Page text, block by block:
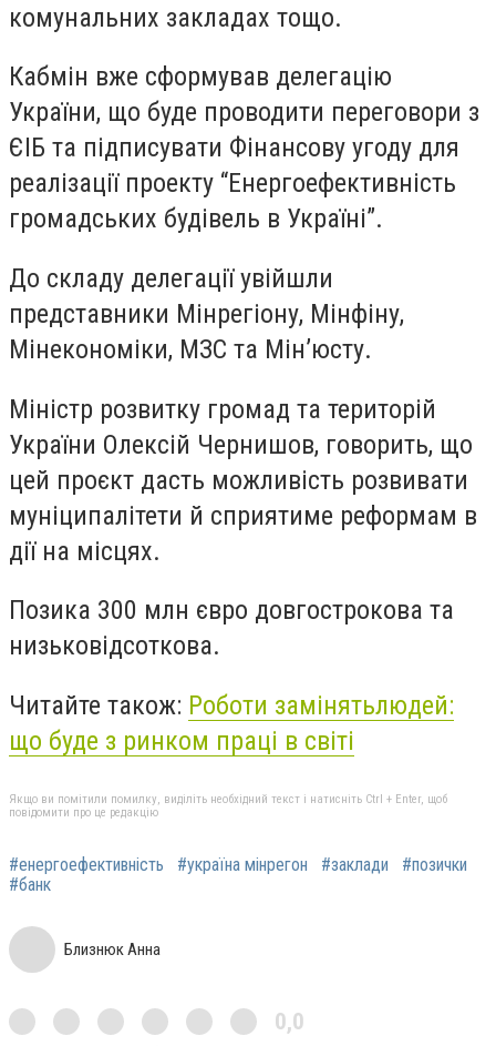
комунальних закладах тощо.
Кабмін вже сформував делегацію
України, що буде проводити переговори з
ЄІБ та підписувати Фінансову угоду для
реалізації проекту “Енергоефективність
громадських будівель в Україні”.
До складу делегації увійшли
представники Мінрегіону, Мінфіну,
Мінекономіки, МЗС та Мін’юсту.
Міністр розвитку громад та територій
України Олексій Чернишов, говорить, що
цей проєкт дасть можливість розвивати
муніципалітети й сприятиме реформам в
дії на місцях.
Позика 300 млн євро довгострокова та
низьковідсоткова.
Читайте також: Роботи замінятьлюдей:
що буде з ринком праці в світі
Якщо ви помітили помилку, виділіть необхідний текст і натисніть Ctrl + Enter, щоб
повідомити про це редакцію
#енергоефективність #україна мінрегон #заклади
#позички
#банк
Близнюк Анна
0,0